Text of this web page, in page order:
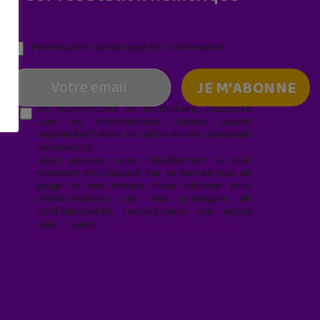
Parentalité numérique (le lundi matin)
En soumettant ce formulaire, j’accepte
que les informations saisies soient
exploitées* dans le cadre de ma demande
de contact.
Vous pouvez vous désabonner à tout
moment en cliquant sur le lien en bas de
page de nos emails. Pour obtenir plus
d'informations sur nos pratiques de
confidentialité, rendez-vous sur notre
site web